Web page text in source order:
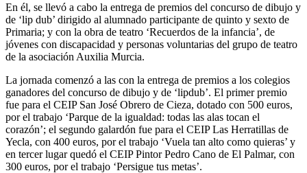
En él, se llevó a cabo la entrega de premios del concurso de dibujo y
de ‘lip dub’ dirigido al alumnado participante de quinto y sexto de
Primaria; y con la obra de teatro ‘Recuerdos de la infancia’, de
jóvenes con discapacidad y personas voluntarias del grupo de teatro
de la asociación Auxilia Murcia.
La jornada comenzó a las con la entrega de premios a los colegios
ganadores del concurso de dibujo y de ‘lipdub’. El primer premio
fue para el CEIP San José Obrero de Cieza, dotado con 500 euros,
por el trabajo ‘Parque de la igualdad: todas las alas tocan el
corazón’; el segundo galardón fue para el CEIP Las Herratillas de
Yecla, con 400 euros, por el trabajo ‘Vuela tan alto como quieras’ y
en tercer lugar quedó el CEIP Pintor Pedro Cano de El Palmar, con
300 euros, por el trabajo ‘Persigue tus metas’.